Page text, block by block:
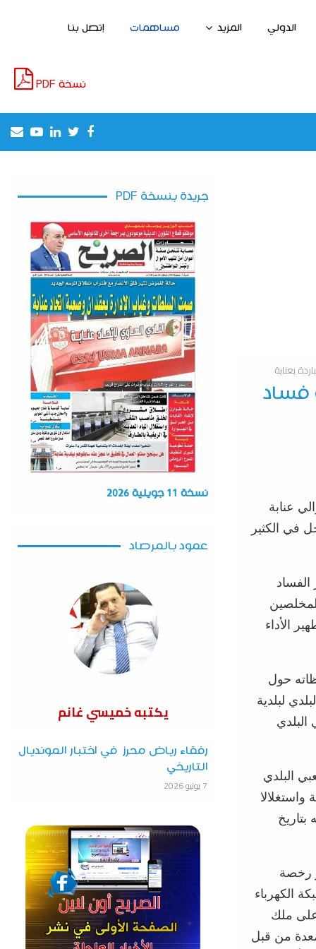
الدولي المزيد مساهمات إتصل بنا
نسخة PDF
إطلاق مشروع لخلق مناصب الشغل
Facebook
Twitter
Linkedin
بعنابة
فساد
عنابة
في الكثير
الأداء
حول
لبلدية
البلدي
رخصة
الكهرباء
على ملك
من قبل
جريدة بنسخة PDF
نسخة 11 جويلية 2026
عمود بالمرصاد
يكتبه خميسي غانم
رفقاء رياض محرز في اختبار المونديال
التاريخي
7 يونيو 2026